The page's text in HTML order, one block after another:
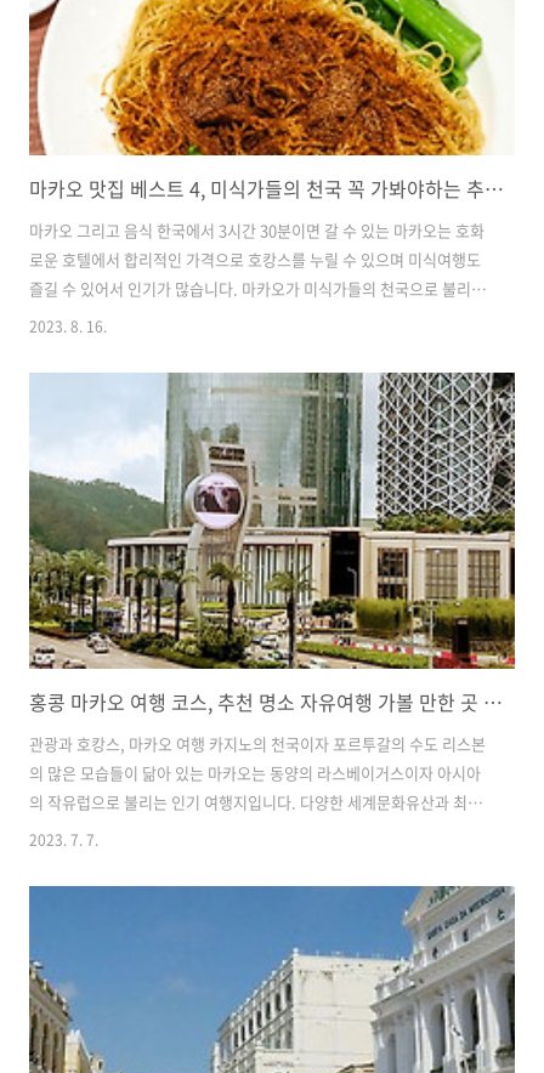
마카오 맛집 베스트 4, 미식가들의 천국 꼭 가봐야하는 추천 음식점
마카오 그리고 음식 한국에서 3시간 30분이면 갈 수 있는 마카오는 호화
로운 호텔에서 합리적인 가격으로 호캉스를 누릴 수 있으며 미식여행도
즐길 수 있어서 인기가 많습니다. 마카오가 미식가들의 천국으로 불리는
이유는 중국과 홍콩 스타일의 요리는 물론 포르투갈의 조리법과 아프리
아 음식보다는 향신료 맛이 덜하고 단백하여 한국인의 입맛에도 잘 맞으
며 이국적인 포르투갈의 맛을 느낄 수 있습니다. 마카오 자유여행 코스,
추천 명소 베스트 7 홍콩 마카오 여행 코스, 추천 명소 자유여행 가볼 만
한 곳 베스트 7 관광과 호캉스, 마카오 여행 카지노의 천국이자 포르투갈
의 수도 리스본의 많은 모습들이 닮아 있는 마카오는 동양의 라스베이거
스이자 아시아의..
2023. 8. 16.
홍콩 마카오 여행 코스, 추천 명소 자유여행 가볼 만한 곳 베스트 7
관광과 호캉스, 마카오 여행 카지노의 천국이자 포르투갈의 수도 리스본
의 많은 모습들이 닮아 있는 마카오는 동양의 라스베이거스이자 아시아
의 작유럽으로 불리는 인기 여행지입니다. 다양한 세계문화유산과 최고
급 호텔과 카지노, 중국와 포르투갈의 문화가 혼합되어 독특한 분위기와
당일치기로 들리는 여행자들이 많았지만 직항항공과 가성비 좋은 고급
호텔에서 호캉스가 알려지면서 마카오만을 위해 여행을 떠나는 사람들
도 많아졌습니다. 또한 하우스 오브 댄싱 워터와 같은 특별한 공연과 쇼
핑, 포르투갈 요리를 맛볼 수 있는 맛집 투어와 관광까지 마카오의 다양
함을 소개합니다. 1. 마카오의 포르투갈, 세나도 광장 2. 마카오의 상징,
성 바울 성당 3. 노란..
2023. 7. 7.